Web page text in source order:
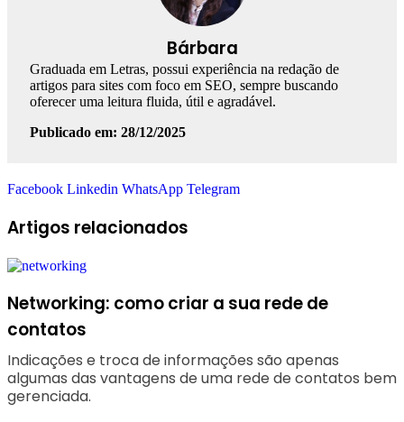
Bárbara
Graduada em Letras, possui experiência na redação de
artigos para sites com foco em SEO, sempre buscando
oferecer uma leitura fluida, útil e agradável.
Publicado em: 28/12/2025
Facebook Linkedin WhatsApp Telegram
Artigos relacionados
Networking: como criar a sua rede de
contatos
Indicações e troca de informações são apenas
algumas das vantagens de uma rede de contatos bem
gerenciada.